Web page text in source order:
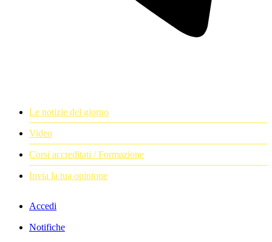
Le notizie del giorno
Video
Corsi accreditati / Formazione
Invia la tua opinione
Accedi
Notifiche